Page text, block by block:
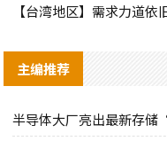
【台湾地区】需求力道
主编推荐
半导体大厂亮出最新存